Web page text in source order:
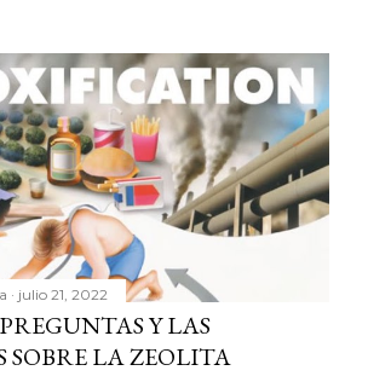
julio 21, 2022
Y LAS
SOBRE LA ZEOLITA